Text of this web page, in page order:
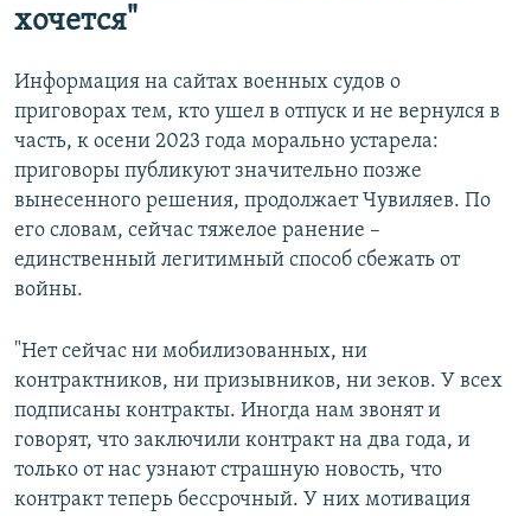
хочется"
Информация на сайтах военных судов о
приговорах тем, кто ушел в отпуск и не вернулся в
часть, к осени 2023 года морально устарела:
приговоры публикуют значительно позже
вынесенного решения, продолжает Чувиляев. По
его словам, сейчас тяжелое ранение –
единственный легитимный способ сбежать от
войны.
"Нет сейчас ни мобилизованных, ни
контрактников, ни призывников, ни зеков. У всех
подписаны контракты. Иногда нам звонят и
говорят, что заключили контракт на два года, и
только от нас узнают страшную новость, что
контракт теперь бессрочный. У них мотивация